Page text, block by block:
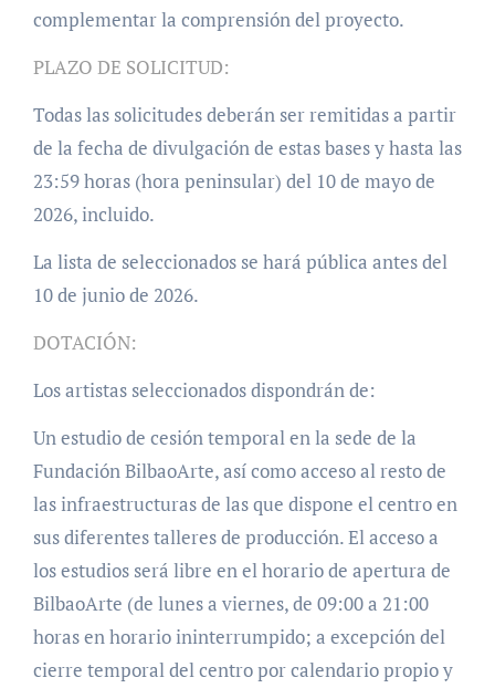
complementar la comprensión del proyecto.
PLAZO DE SOLICITUD:
Todas las solicitudes deberán ser remitidas a partir
de la fecha de divulgación de estas bases y hasta las
23:59 horas (hora peninsular) del 10 de mayo de
2026, incluido.
La lista de seleccionados se hará pública antes del
10 de junio de 2026.
DOTACIÓN:
Los artistas seleccionados dispondrán de:
Un estudio de cesión temporal en la sede de la
Fundación BilbaoArte, así como acceso al resto de
las infraestructuras de las que dispone el centro en
sus diferentes talleres de producción. El acceso a
los estudios será libre en el horario de apertura de
BilbaoArte (de lunes a viernes, de 09:00 a 21:00
horas en horario ininterrumpido; a excepción del
cierre temporal del centro por calendario propio y